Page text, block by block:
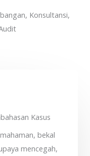
Konsultansi,
Kasus
bekal
mencegah,